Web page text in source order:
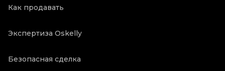
Как продавать
Экспертиза Oskelly
Безопасная сделка